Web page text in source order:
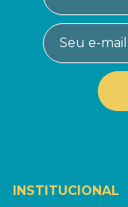
INSTITUCIONAL